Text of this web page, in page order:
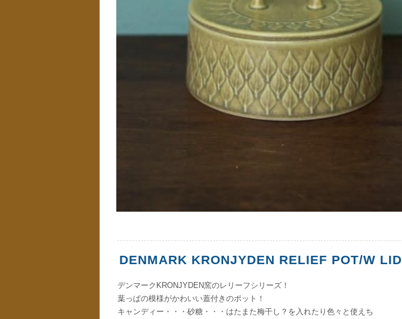
DENMARK KRONJYDEN RELIEF POT/W LID
デンマークKRONJYDEN窯のレリーフシリーズ！
葉っぱの模様がかわいい蓋付きのポット！
キャンディー・・・砂糖・・・はたまた梅干し？を入れたり色々と使えち